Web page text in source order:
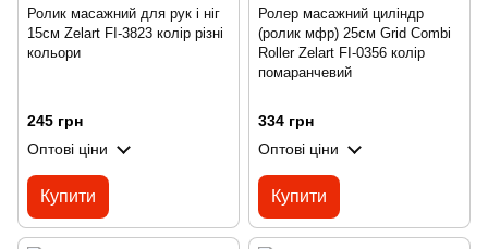
Ролик масажний для рук і ніг
15см Zelart FI-3823 колір різні
кольори
245 грн
Оптові ціни
Купити
Ролер масажний циліндр
(ролик мфр) 25см Grid Combi
Roller Zelart FI-0356 колір
помаранчевий
334 грн
Оптові ціни
Купити